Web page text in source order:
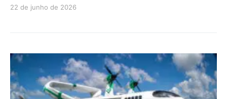
22 de junho de 2026